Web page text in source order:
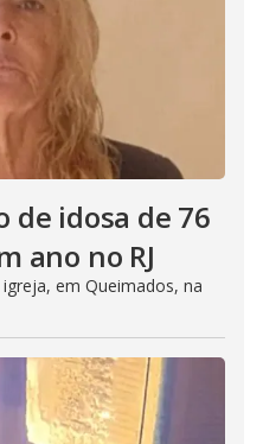
de idosa de 76
ano no RJ
em Queimados, na